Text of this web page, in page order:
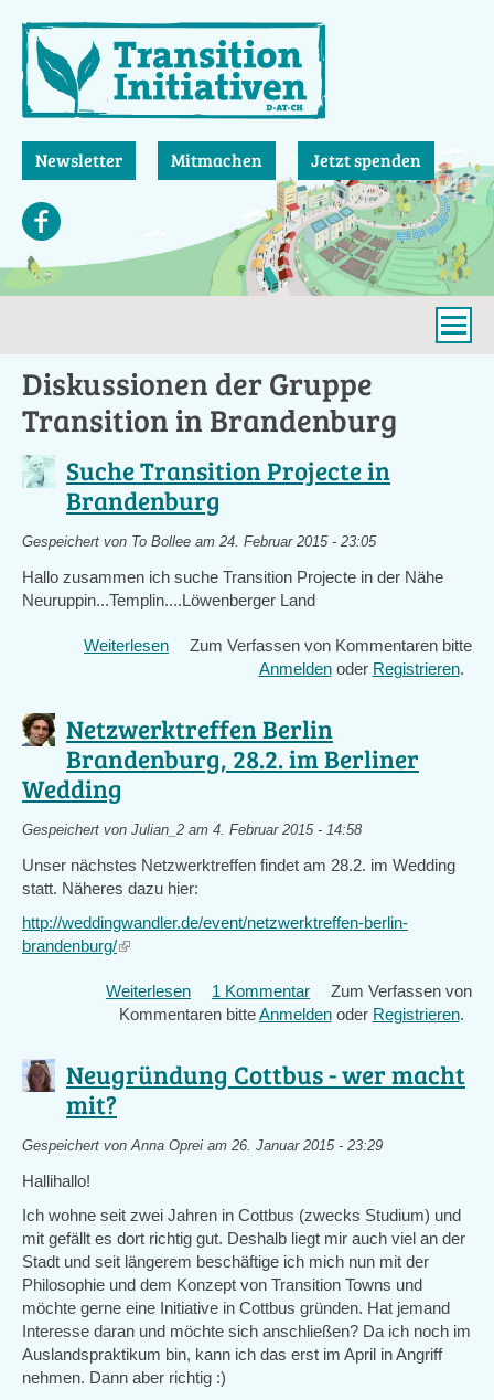
zum
Inhalt
Newsletter Mitmachen Jetzt spenden
Diskussionen der Gruppe
Transition in Brandenburg
Suche Transition Projecte in
Brandenburg
Gespeichert von To Bollee am 24. Februar 2015 - 23:05
Hallo zusammen ich suche Transition Projecte in der Nähe
Neuruppin...Templin....Löwenberger Land
Weiterlesen über
in
Brandenburg
Zum Verfassen von Kommentaren bitte
Anmeldenoder Registrieren.
Netzwerktreffen Berlin
Brandenburg, 28.2. im Berliner
Wedding
Gespeichert von Julian_2 am 4. Februar 2015 - 14:58
Unser nächstes Netzwerktreffen findet am 28.2. im Wedding
statt. Näheres dazu hier:
http://weddingwandler.de/event/netzwerktreffen-berlin-
brandenburg/(link
external)
Weiterlesen über
Netzwerktreffen
28.2.
Wedding
1 Kommentar
Zum Verfassen von
Kommentaren bitteAnmeldenoder Registrieren.
Neugründung Cottbus - wer macht
mit?
Gespeichert vonAnna Oprei am 26. Januar 2015 - 23:29
Hallihallo!
Ich wohne seit zwei Jahren in Cottbus (zwecks Studium) und
mit gefällt es dort richtig gut. Deshalb liegt mir auch viel an der
Stadt und seit längerem beschäftige ich mich nun mit der
Philosophie und dem Konzept von Transition Towns und
möchte gerne eine Initiative in Cottbus gründen. Hat jemand
Interesse daran und möchte sich anschließen? Da ich noch im
Auslandspraktikum bin, kann ich das erst im April in Angriff
nehmen. Dann aber richtig :)